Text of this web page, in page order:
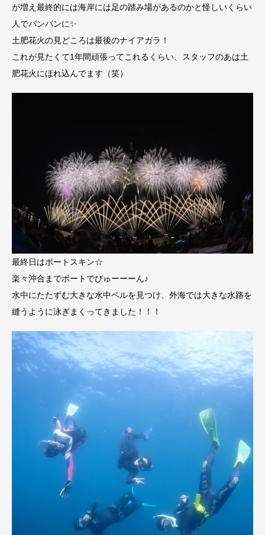
が増え最終的には海岸には足の踏み場があるのかと怪しいくらい
人でパンパンに✨
土肥花火の見どころは最後のナイアガラ！
これが見たくて1年間頑張ってこれるくらい、スタッフのあは土
肥花火にほれ込んでます（笑）
最終日はボートスキン☆
楽々沖合までボートでびゅーーーん♪
水中にたたずむ大きな水中ベルを見つけ、外海では大きな水路を
縫うように泳ぎまくってきました！！！